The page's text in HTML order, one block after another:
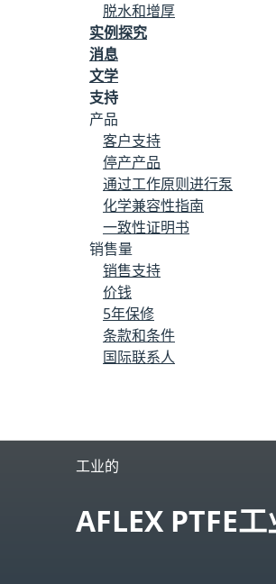
德意志
印度
印度尼西亚
爱尔兰
意大利语
한국（한국어）
奈达兰
脱水和增厚
实例探究
消息
文学
支持
产品
客户支持
停产产品
通过工作原则进行泵
化学兼容性指南
一致性证明书
销售量
销售支持
价钱
5年保修
条款和条件
国际联系人
工业的
AFLEX PTFE